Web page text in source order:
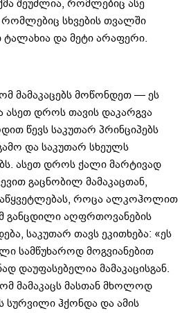
შეუძლია, რომლებიც ასე
სხვების თვალში
და მეტი არაფერი.
მამაკაცებს მოწონდეთ — ეს
ასეთ დროს თავის დაკარგვა
წევს საკუთარ პრინციპებს
და საკუთარ სხეულს
ასეთ დროს ქალი მარტივად
გაცნობილ მამაკაცთან,
როცა ალკოჰოლით
განცდილი აღფრთოვანების
საკუთარ თავს ეკითხება: «ეს
სამწუხაროდ მოგვიანებით
დაუფასებელია მამაკაცისგან.
მამაკაცს მასთან მხოლოდ
სურვილი ჰქონდა და ამის